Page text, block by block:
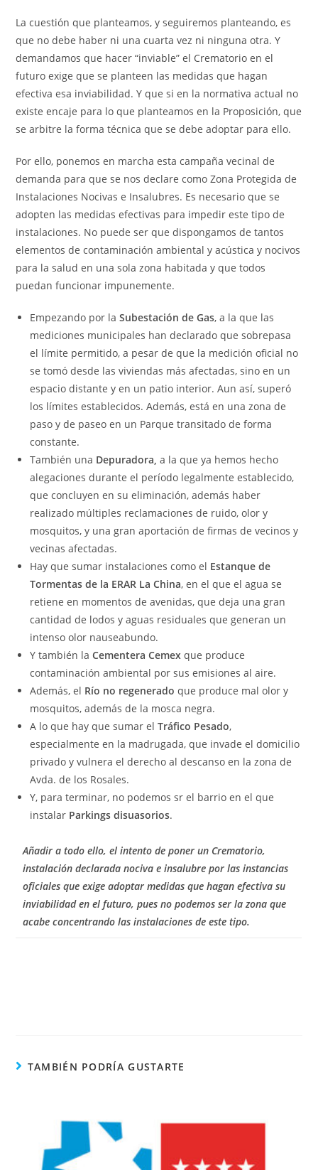
La cuestión que planteamos, y seguiremos planteando, es
que no debe haber ni una cuarta vez ni ninguna otra. Y
demandamos que hacer “inviable” el Crematorio en el
futuro exige que se planteen las medidas que hagan
efectiva esa inviabilidad. Y que si en la normativa actual no
existe encaje para lo que planteamos en la Proposición, que
se arbitre la forma técnica que se debe adoptar para ello.
Por ello, ponemos en marcha esta campaña vecinal de
demanda para que se nos declare como Zona Protegida de
Instalaciones Nocivas e Insalubres. Es necesario que se
adopten las medidas efectivas para impedir este tipo de
instalaciones. No puede ser que dispongamos de tantos
elementos de contaminación ambiental y acústica y nocivos
para la salud en una sola zona habitada y que todos
puedan funcionar impunemente.
Empezando por laSubestación de Gas, a la que las
mediciones municipales han declarado que sobrepasa
el límite permitido, a pesar de que la medición oficial no
se tomó desde las viviendas más afectadas, sino en un
espacio distante y en un patio interior. Aun así, superó
los límites establecidos. Además, está en una zona de
paso y de paseo en un Parque transitado de forma
constante.
También una Depuradora, a la que ya hemos hecho
alegaciones durante el período legalmente establecido,
que concluyen en su eliminación, además haber
realizado múltiples reclamaciones de ruido, olor y
mosquitos, y una gran aportación de firmas de vecinos y
vecinas afectadas.
Hay que sumar instalaciones como el Estanque de
Tormentas de la ERAR La China, en el que el agua se
retiene en momentos de avenidas, que deja una gran
cantidad de lodos y aguas residuales que generan un
intenso olor nauseabundo.
Y también laCementera Cemex que produce
contaminación ambiental por sus emisiones al aire.
Además, el Río no regenerado que produce mal olor y
mosquitos, además de la mosca negra.
A lo que hay que sumar elTráfico Pesado,
especialmente en la madrugada, que invade el domicilio
privado y vulnera el derecho al descanso en la zona de
Avda. de los Rosales.
Y, para terminar, no podemos sr el barrio en el que
instalar Parkings disuasorios.
Añadir a todo ello,el intento de poner un Crematorio,
instalación declarada nociva e insalubre por las instancias
oficiales que exige adoptar medidas que hagan efectiva su
inviabilidad en el futuro, pues no podemos ser la zona que
acabe concentrando las instalaciones de este tipo.
TAMBIÉN PODRÍA GUSTARTE